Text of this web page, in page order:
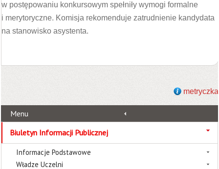
w postępowaniu konkursowym spełniły wymogi formalne
i merytoryczne. Komisja rekomenduje zatrudnienie kandydata
na stanowisko asystenta.
metryczka
Menu
Biuletyn Informacji Publicznej
Informacje Podstawowe
Władze Uczelni